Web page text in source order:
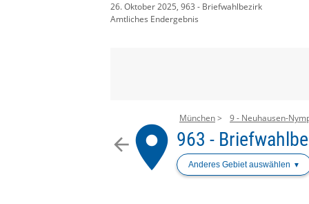
26. Oktober 2025, 963 - Briefwahlbezirk
Amtliches Endergebnis
arrow_backplace
München 9 - Neuhausen-
963 -
Anderes Gebiet auswählen